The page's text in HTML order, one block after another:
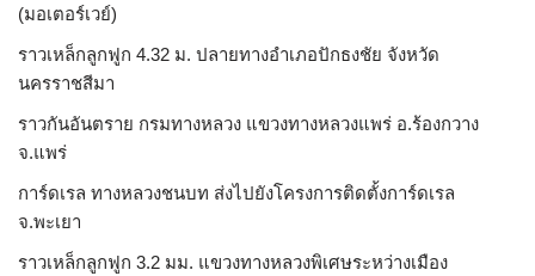
(มอเตอร์เวย์)
ราวเหล็กลูกฟูก 4.32 ม. ปลายทางอำเภอปักธงชัย จังหวัด
นครราชสีมา
ราวกันอันตราย กรมทางหลวง แขวงทางหลวงแพร่ อ.ร้องกวาง
จ.แพร่
การ์ดเรล ทางหลวงชนบท ส่งไปยังโครงการติดตั้งการ์ดเรล
จ.พะเยา
ราวเหล็กลูกฟูก 3.2 มม. แขวงทางหลวงพิเศษระหว่างเมือง